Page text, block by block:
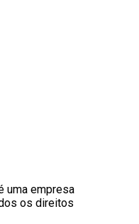
uma empresa
os direitos